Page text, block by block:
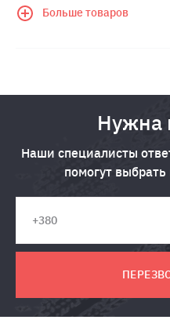
Больше товаров
Нужна
Наши специалисты
помогут